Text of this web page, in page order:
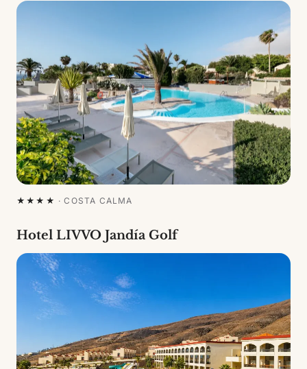
★★★★ ·COSTA CALMA
Hotel LIVVO Jandía Golf